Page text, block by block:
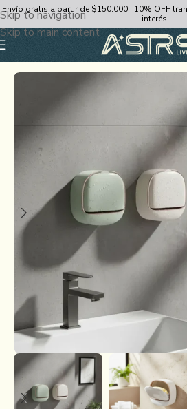
Skip to navigation
Skip to main content
Envío gratis a partir de $150.000 | 10% OFF
interés
Decoración y Bazar/Bazar Baño